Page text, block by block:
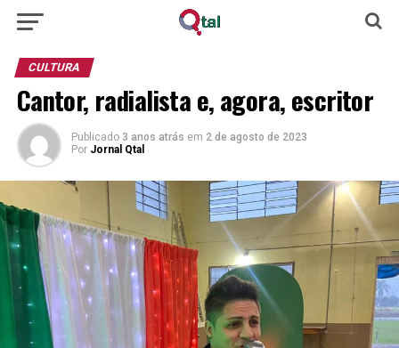
CULTURA
Cantor, radialista e, agora, escritor
Publicado 3 anos atrás em 2 de agosto de 2023
Por Jornal Qtal